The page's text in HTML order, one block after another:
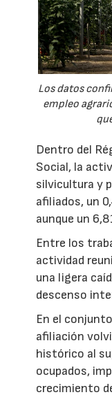
Los datos
empleo
Dentro del
Social, la
silvicultura y
afiliados, un
aunque un
Entre los
actividad
una ligera
descenso
En el
afiliación
histórico al
ocupados,
crecimiento